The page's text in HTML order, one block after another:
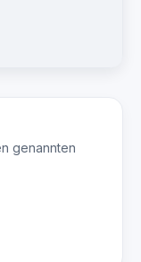
genannten